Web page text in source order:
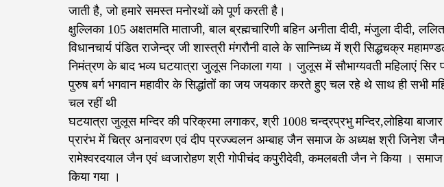
जाती है, जो हमारे समस्त मनोरथों को पूर्ण करती है।
क्षुल्लिका 105 अक्षतमति माताजी, बाल ब्रह्मचारिणी बहिन अनीता दीदी, मंजुला दीदी,
विधानचार्य पंडित राजेन्द्र जी शास्त्री मंगरौनी वाले के सान्निध्य में श्री सिद्धचक्र
निमंत्रण के बाद भव्य घटयात्रा जुलूस निकाला गया । जुलूस में सौभाग्यवती महिलाएं
पुरुष बर्ग भगवान महावीर के सिद्धांतों का जय जयकार करते हुए चल रहे थे साथ ही सभी
चल रहीं थी
घटयात्रा जुलूस मन्दिर की परिक्रमा लगाकर, श्री 1008 चन्द्रप्रभु मन्दिर,लोहिया
प्रारंभ में चित्र अनावरण एवं दीप प्रज्ज्वलन अम्बाह जैन समाज के अध्यक्ष श्री जिनेश जैन
रामेश्वरदयाल जैन एवं ध्वजारोहण श्री गोपीचंद कपुरीदेवी, कमलबती जैन ने किया । समाज
किया गया ।